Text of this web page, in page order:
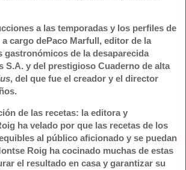
a las temporadas y los perfiles de
cargo dePaco Marfull , editor de la
gastronómicos de la desaparecida
S.A. y del prestigioso Cuaderno de alta
, del que fue el creador y el director
de las recetas: la editora y
ha velado por que las recetas de los
al público aficionado y se puedan
Roig ha cocinado muchas de estas
el resultado en casa y garantizar su